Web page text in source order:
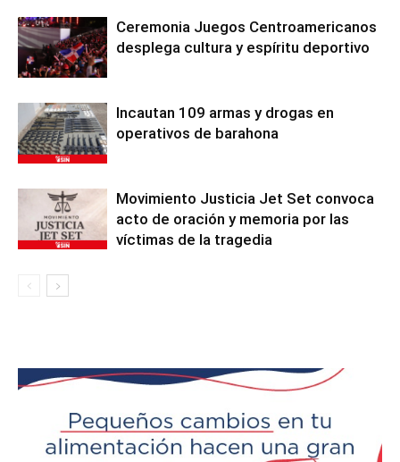
Ceremonia Juegos Centroamericanos
desplega cultura y espíritu deportivo
Incautan 109 armas y drogas en
operativos de barahona
Movimiento Justicia Jet Set convoca
acto de oración y memoria por las
víctimas de la tragedia